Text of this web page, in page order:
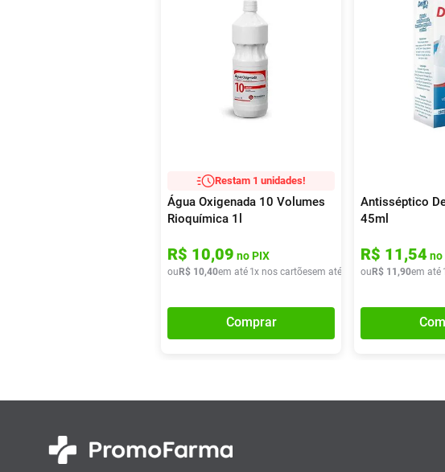
Restam 1 unidades!
Água Oxigenada 10 Volumes
Rioquímica 1l
R$ 10,09 no PIX
ou R$ 10,40em até 1x nos cartõesem até x deR$ 10, 40
Comprar
Antisséptico
45ml
R$ 11,54 no
ou R$ 11 ,90em até